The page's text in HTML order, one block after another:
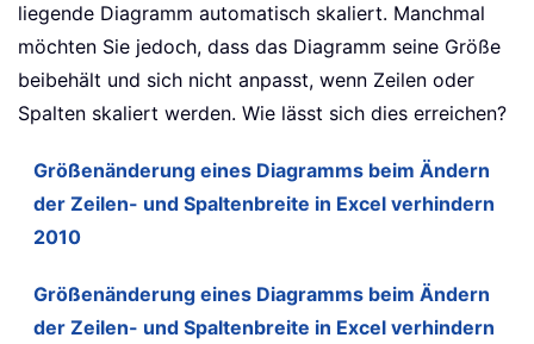
liegende Diagramm automatisch skaliert. Manchmal
möchten Sie jedoch, dass das Diagramm seine Größe
beibehält und sich nicht anpasst, wenn Zeilen oder
Spalten skaliert werden. Wie lässt sich dies erreichen?
Größenänderung eines Diagramms beim Ändern
der Zeilen- und Spaltenbreite in Excel verhindern
2010
Größenänderung eines Diagramms beim Ändern
der Zeilen- und Spaltenbreite in Excel verhindern